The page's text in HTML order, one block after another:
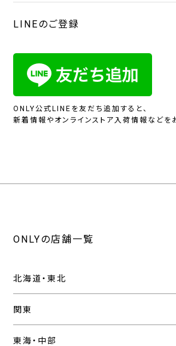
LINEのご登録
ONLY公式LINEを友だち追加すると、
新着情報やオンラインストア入荷情報などを
ONLYの店舗一覧
北海道・東北
関東
東海・中部